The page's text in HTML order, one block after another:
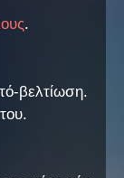
.
βελτίωση.